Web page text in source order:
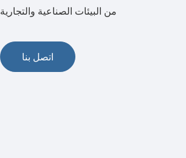
من البيئات الصناعية والتجارية
اتصل بنا